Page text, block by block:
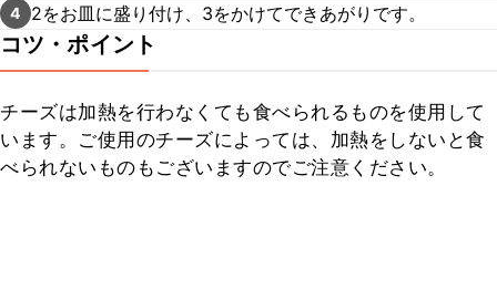
4 2をお皿に盛り付け、3をかけてできあがりです。
コツ・ポイント
チーズは加熱を行わなくても食べられるものを使用して
います。ご使用のチーズによっては、加熱をしないと食
べられないものもございますのでご注意ください。